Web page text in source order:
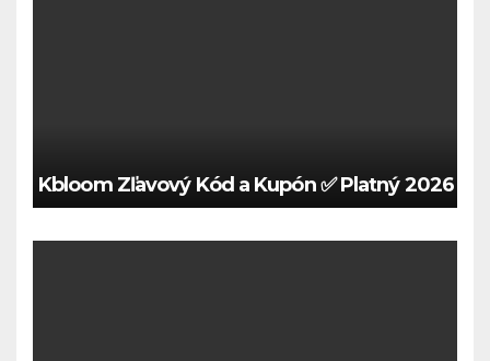
Kbloom Zľavový Kód a Kupón ✅ Platný 2026 🍀